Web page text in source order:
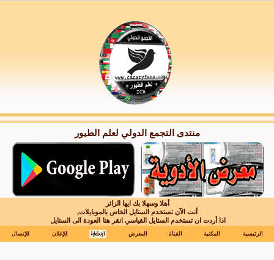
منتدى التجمع الدولي لعلم الطيور
أهلا وسهلا بك ايها الزائر
أنت الآن تستخدم الستايل الخاص بالموبايلات,
اذا أردت ان تستخدم الستايل القياسي انقر هنا العودة الى الستايل
الرئيسية المكتبة القناة المعرض للإعلان للإتصال